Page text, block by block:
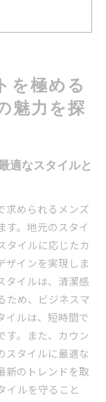
のように貢献
ロフェッショナ
カットテクニッ
リング方法
るヘアケアの重
アルーチン
カットの選び
るカットデザ
を極める
魅力を探
適なスタイルと
求められるメンズ
す。地元のスタイ
タイルに応じたカ
ザインを実現しま
タイルは、清潔感
ため、ビジネスマ
イルは、短時間で
す。また、カウン
スタイルに最適な
新のトレンドを取
イルを守ること